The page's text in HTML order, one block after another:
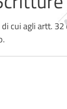
di cui agli artt.